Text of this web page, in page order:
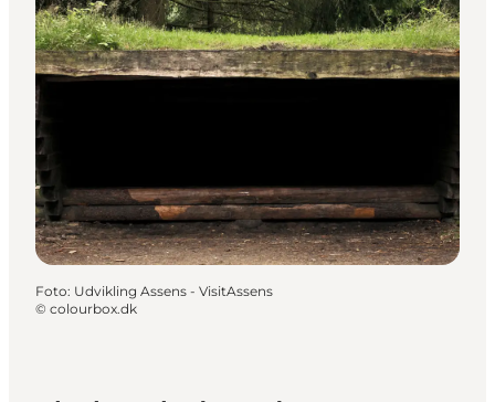
Foto: Udvikling Assens - VisitAssens
© colourbox.dk